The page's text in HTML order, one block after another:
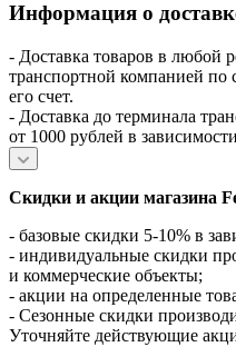
Информация о
- Доставка товаров в любой
транспортной компанией по
его счет.
- Доставка до терминала
от 1000 рублей в
Скидки и акции магазина
- базовые скидки 5-10% в
- индивидуальные скидки
и коммерческие объекты;
- акции на определенные
- Сезонные скидки
Уточняйте действующие